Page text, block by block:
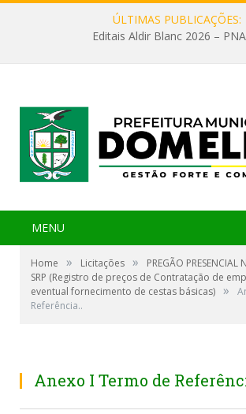
ÚLTIMAS PUBLICAÇÕES:
Editais Aldir Blanc 2026 –
MENU
Home » Licitações »
PREGÃO
SRP (Registro de preços de Contratação de
eventual fornecimento de cestas básicas) »
Referência..
Anexo I Termo de